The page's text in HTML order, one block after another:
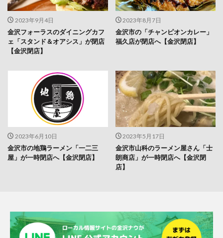
2023年9月4日
金沢フォーラスのダイニングカフ
ェ「スタンド＆オアシス」が閉店
【金沢閉店】
2023年8月7日
金沢市の「チャンピオンカレー」
福久店が閉店へ【金沢閉店】
2023年6月10日
金沢市の地鶏ラーメン「一二三
屋」が一時閉店へ【金沢閉店】
2023年5月17日
金沢市山科のラーメン屋さん「士
朗商店」が一時閉店へ【金沢閉
店】